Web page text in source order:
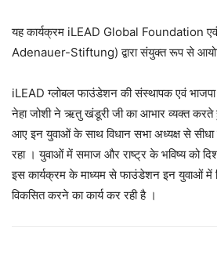
यह कार्यक्रम iLEAD Global Foundation
Adenauer-Stiftung) द्वारा संयुक्त रूप से
iLEAD ग्लोबल फाउंडेशन की संस्थापक एवं
नेहा जोशी ने ऋतु खंडूरी जी का आभार व्यक्त
आए इन युवाओं के साथ विधान सभा अध्यक्ष से
रहा । युवाओं में समाज और राष्ट्र के भविष्य को
इस कार्यक्रम के माध्यम से फाउंडेशन इन युवाओं में
विकसित करने का कार्य कर रही है ।